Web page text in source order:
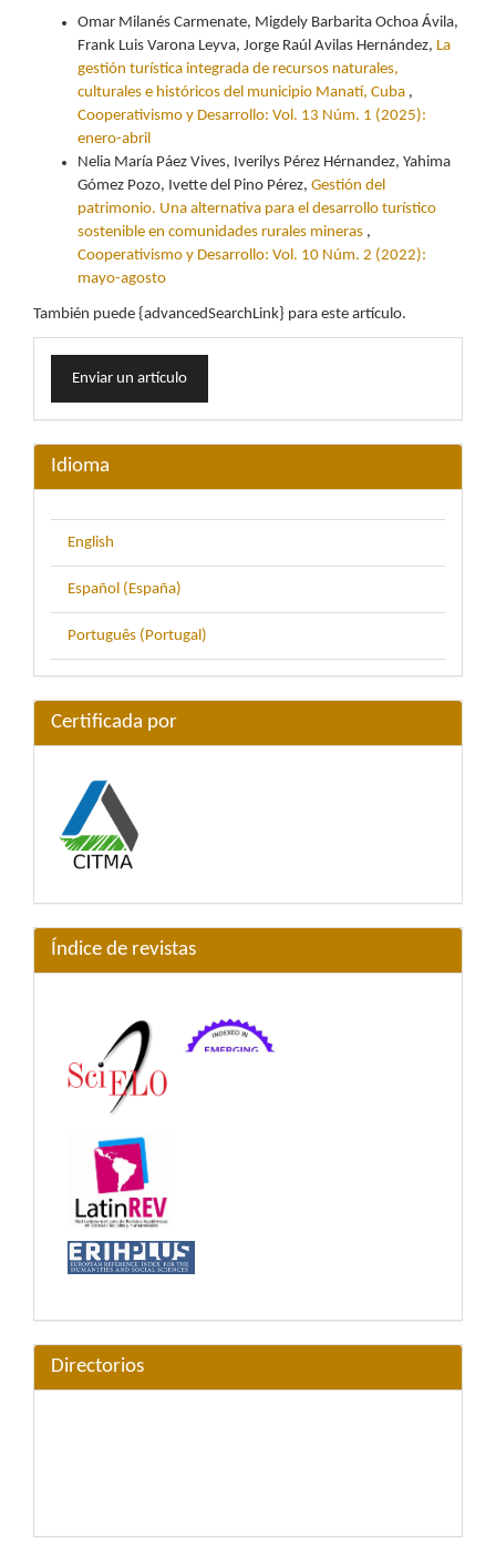
Omar Milanés Carmenate, Migdely Barbarita Ochoa Ávila,
Frank Luis Varona Leyva, Jorge Raúl Avilas Hernández, La
gestión turística integrada de recursos naturales,
culturales e históricos del municipio Manatí, Cuba ,
Cooperativismo y Desarrollo: Vol. 13 Núm. 1 (2025):
enero-abril
Nelia María Páez Vives, Iverilys Pérez Hérnandez, Yahima
Gómez Pozo, Ivette del Pino Pérez, Gestión del
patrimonio. Una alternativa para el desarrollo turístico
sostenible en comunidades rurales mineras ,
Cooperativismo y Desarrollo: Vol. 10 Núm. 2 (2022):
mayo-agosto
También puede {advancedSearchLink} para este artículo.
Enviar
unEnviar un artículo
Idioma
English
Español (España)
Português (Portugal)
Certificada por
Índice de revistas
Directorios